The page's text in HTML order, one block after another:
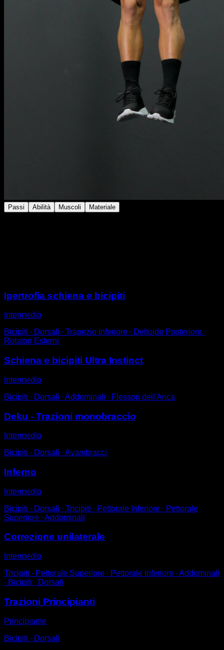
Passi Abilità Muscoli Materiale
Ipertrofia schiena e bicipiti
Intermedio
Bicipiti ∙ Dorsali ∙ Trapezio Inferiore ∙ Deltoide Posteriore ∙
Rotatori Esterni
Schiena e bicipiti Ultra Instinct
Intermedio
Bicipiti ∙ Dorsali ∙ Addominali ∙ Flessori dell'Anca
Deku - Trazioni monobraccio
Intermedio
Bicipiti ∙ Dorsali ∙ Avambracci
Inferno
Intermedio
Bicipiti ∙ Dorsali ∙ Tricipiti ∙ Pettorale Inferiore ∙ Pettorale
Superiore ∙ Addominali
Correzione unilaterale
Intermedio
Tricipiti ∙ Pettorale Superiore ∙ Pettorale Inferiore ∙ Addominali
∙ Bicipiti ∙ Dorsali
Trazioni Principianti
Principiante
Bicipiti ∙ Dorsali